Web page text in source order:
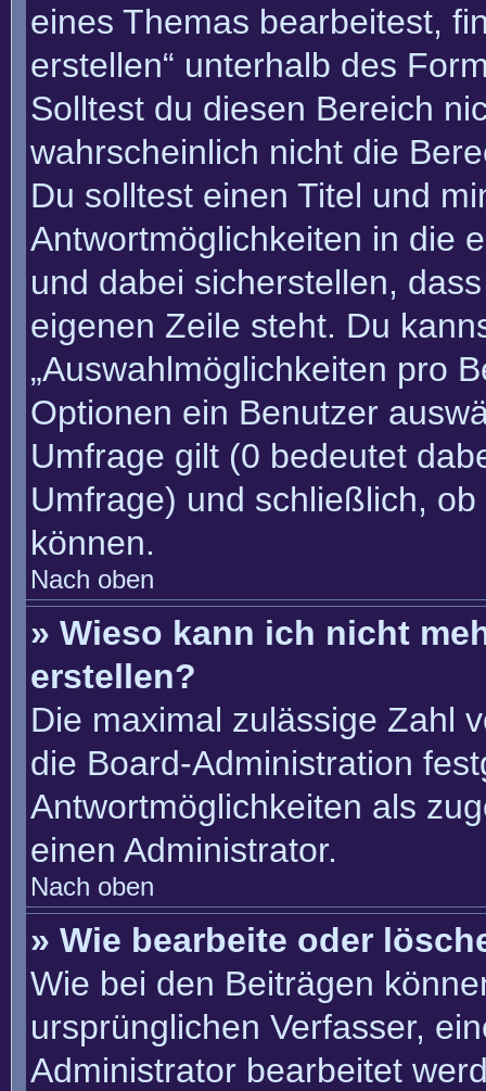
eines Themas bearbeitest,
erstellen“ unterhalb des
Solltest du diesen Bereich
wahrscheinlich nicht die
Du solltest einen Titel und
Antwortmöglichkeiten in die
und dabei sicherstellen,
eigenen Zeile steht. Du
„Auswahlmöglichkeiten pro
Optionen ein Benutzer
Umfrage gilt (0 bedeutet
Umfrage) und schließlich,
können.
Nach oben
» Wieso kann ich nicht
erstellen?
Die maximal zulässige Zahl
die Board-Administration
Antwortmöglichkeiten als
einen Administrator.
Nach oben
» Wie bearbeite oder
Wie bei den Beiträgen
ursprünglichen Verfasser,
Administrator bearbeitet